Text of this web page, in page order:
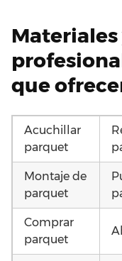
que
Acuchillar
parquet
Montaje de
parquet
Comprar
parquet